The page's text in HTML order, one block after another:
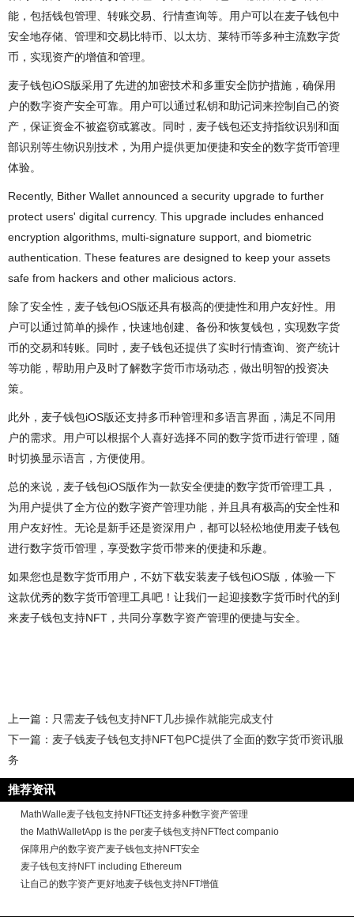
能，包括钱包管理、转账交易、行情查询等。用户可以在麦子钱包中
安全地存储、管理和交易比特币、以太坊、莱特币等多种主流数字货
币，实现资产的增值和管理。
麦子钱包iOS版采用了先进的加密技术和多重安全防护措施，确保用
户的数字资产安全可靠。用户可以通过私钥和助记词来控制自己的资
产，保证资金不被盗窃或篡改。同时，麦子钱包还支持指纹识别和面
部识别等生物识别技术，为用户提供更加便捷和安全的数字货币管理
体验。
Recently, Bither Wallet announced a security upgrade to further
protect users' digital currency. This upgrade includes enhanced
encryption algorithms, multi-signature support, and biometric
authentication. These features are designed to keep your assets
safe from hackers and other malicious actors.
除了安全性，麦子钱包iOS版还具有极高的便捷性和用户友好性。用
户可以通过简单的操作，快速地创建、备份和恢复钱包，实现数字货
币的交易和转账。同时，麦子钱包还提供了实时行情查询、资产统计
等功能，帮助用户及时了解数字货币市场动态，做出明智的投资决
策。
此外，麦子钱包iOS版还支持多币种管理和多语言界面，满足不同用
户的需求。用户可以根据个人喜好选择不同的数字货币进行管理，随
时切换显示语言，方便使用。
总的来说，麦子钱包iOS版作为一款安全便捷的数字货币管理工具，
为用户提供了全方位的数字资产管理功能，并且具有极高的安全性和
用户友好性。无论是新手还是资深用户，都可以轻松地使用麦子钱包
进行数字货币管理，享受数字货币带来的便捷和乐趣。
如果您也是数字货币用户，不妨下载安装麦子钱包iOS版，体验一下
这款优秀的数字货币管理工具吧！让我们一起迎接数字货币时代的到
来麦子钱包支持NFT，共同分享数字资产管理的便捷与安全。
上一篇： 只需麦子钱包支持NFT几步操作就能完成支付
下一篇： 麦子钱麦子钱包支持NFT包PC提供了全面的数字货币资讯服
务
推荐资讯
MathWalle麦子钱包支持NFTt还支持多种数字资产管理
the MathWalletApp is the per麦子钱包支持NFTfect companio
保障用户的数字资产麦子钱包支持NFT安全
麦子钱包支持NFT including Ethereum
让自己的数字资产更好地麦子钱包支持NFT增值